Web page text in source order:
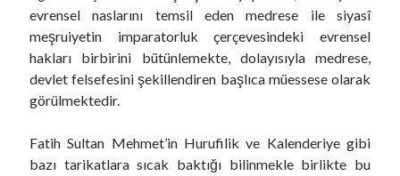
evrensel naslarını temsil eden medrese ile siyasî
meşruiyetin imparatorluk çerçevesindeki evrensel
hakları birbirini bütünlemekte, dolayısıyla medrese,
devlet felsefesini şekillendiren başlıca müessese olarak
görülmektedir.
Fatih Sultan Mehmet’in Hurufilik ve Kalenderiye gibi
bazı tarikatlara sıcak baktığı bilinmekle birlikte bu